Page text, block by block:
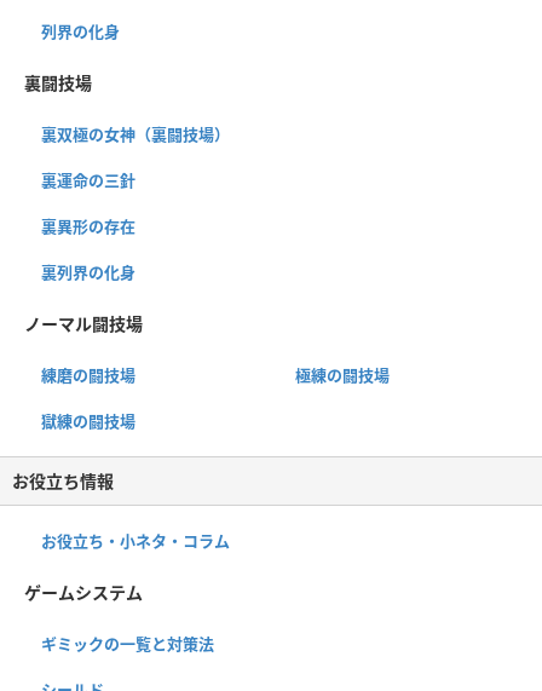
列界の化身
裏闘技場
裏双極の女神（裏闘技場）
裏運命の三針
裏異形の存在
裏列界の化身
ノーマル闘技場
練磨の闘技場 極練の闘技場
獄練の闘技場
お役立ち情報
お役立ち・小ネタ・コラム
ゲームシステム
ギミックの一覧と対策法